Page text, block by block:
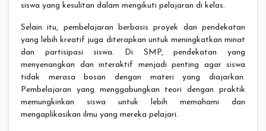
siswa yang kesulitan dalam mengikuti pelajaran di kelas.
Selain itu, pembelajaran berbasis proyek dan pendekatan
yang lebih kreatif juga diterapkan untuk meningkatkan minat
dan partisipasi siswa. Di SMP, pendekatan yang
menyenangkan dan interaktif menjadi penting agar siswa
tidak merasa bosan dengan materi yang diajarkan.
Pembelajaran yang menggabungkan teori dengan praktik
memungkinkan siswa untuk lebih memahami dan
mengaplikasikan ilmu yang mereka pelajari.